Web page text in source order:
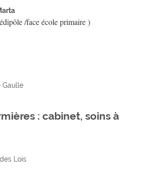
/face école primaire )
Gaulle
: cabinet, soins à
Lois